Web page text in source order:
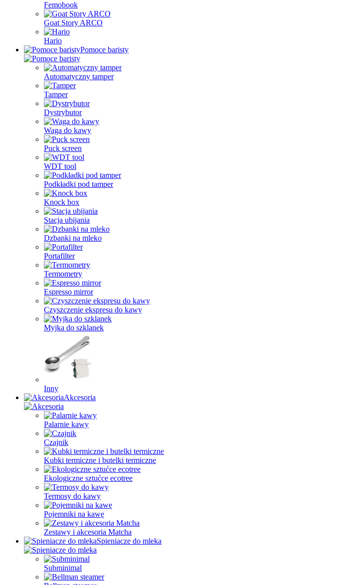
Femobook
Goat Story ARCO
Hario
Pomoce baristy
Automatyczny tamper
Tamper
Dystrybutor
Waga do kawy
Puck screen
WDT tool
Podkładki pod tamper
Knock box
Stacja ubijania
Dzbanki na mleko
Portafilter
Termometry
Espresso mirror
Czyszczenie ekspresu do kawy
Myjka do szklanek
Inny
Akcesoria
Palarnie kawy
Czajnik
Kubki termiczne i butelki termiczne
Ekologiczne sztućce ecotree
Termosy do kawy
Pojemniki na kawę
Zestawy i akcesoria Matcha
Spieniacze do mleka
Subminimal